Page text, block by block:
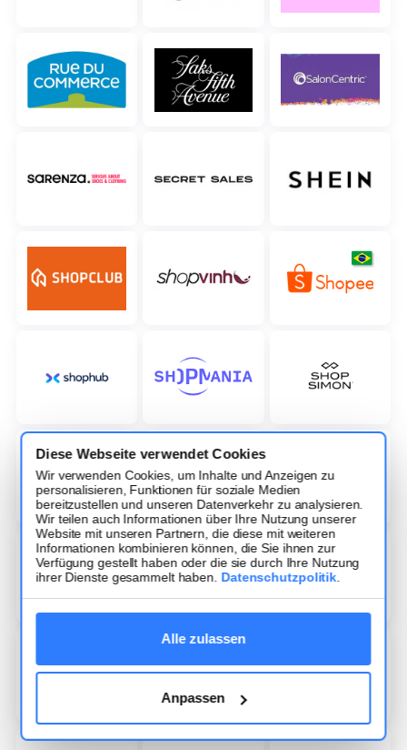
Diese Webseite verwendet Cookies
Wir verwenden Cookies, um Inhalte und Anzeigen zu
personalisieren, Funktionen für soziale Medien
bereitzustellen und unseren Datenverkehr zu analysieren.
Wir teilen auch Informationen über Ihre Nutzung unserer
Website mit unseren Partnern, die diese mit weiteren
Informationen kombinieren können, die Sie ihnen zur
Verfügung gestellt haben oder die sie durch Ihre Nutzung
ihrer Dienste gesammelt haben. Datenschutzpolitik
Alle zulassen
Anpassen